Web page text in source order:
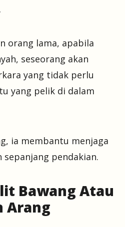
orang lama, apabila
seseorang akan
yang tidak perlu
yang pelik di dalam
ia membantu menjaga
pendakian.
Bawang Atau
Arang